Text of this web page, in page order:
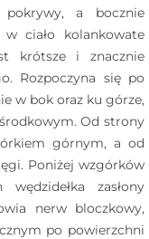
a bocznie
ciało kolankowate
krótsze i znacznie
Rozpoczyna się po
w bok oraz ku górze,
Od strony
górnym, a od
Poniżej wzgórków
zasłony
nerw bloczkowy,
po powierzchni